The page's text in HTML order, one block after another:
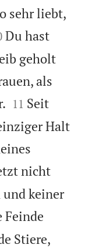
sehr liebt,
Du hast
geholt
als


11 Seit
Halt
nicht
keiner
Feinde
Stiere,